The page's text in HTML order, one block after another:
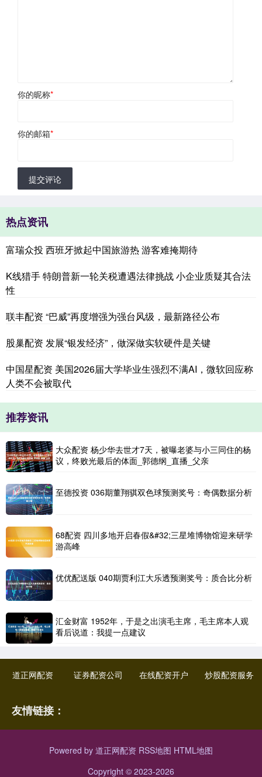
你的昵称*
你的邮箱*
提交评论
热点资讯
富瑞众投 西班牙掀起中国旅游热 游客难掩期待
K线猎手 特朗普新一轮关税遭遇法律挑战 小企业质疑其合法
性
联丰配资 “巴威”再度增强为强台风级，最新路径公布
股巢配资 发展“银发经济”，做深做实软硬件是关键
中国星配资 美国2026届大学毕业生强烈不满AI，微软回应称
人类不会被取代
推荐资讯
大众配资 杨少华去世才7天，被曝老婆与小三同住的杨
议，终败光最后的体面_郭德纲_直播_父亲
至德投资 036期董翔骐双色球预测奖号：奇偶数据分析
68配资 四川多地开启春假&#32;三星堆博物馆迎来研学
游高峰
优优配送版 040期贾利江大乐透预测奖号：质合比分析
汇金财富 1952年，于是之出演毛主席，毛主席本人观
看后说道：我提一点建议
道正网配资 证券配资公司 在线配资开户 炒股配资服务
友情链接：
Powered by 道正网配资 RSS地图 HTML地图
Copyright © 2023-2026